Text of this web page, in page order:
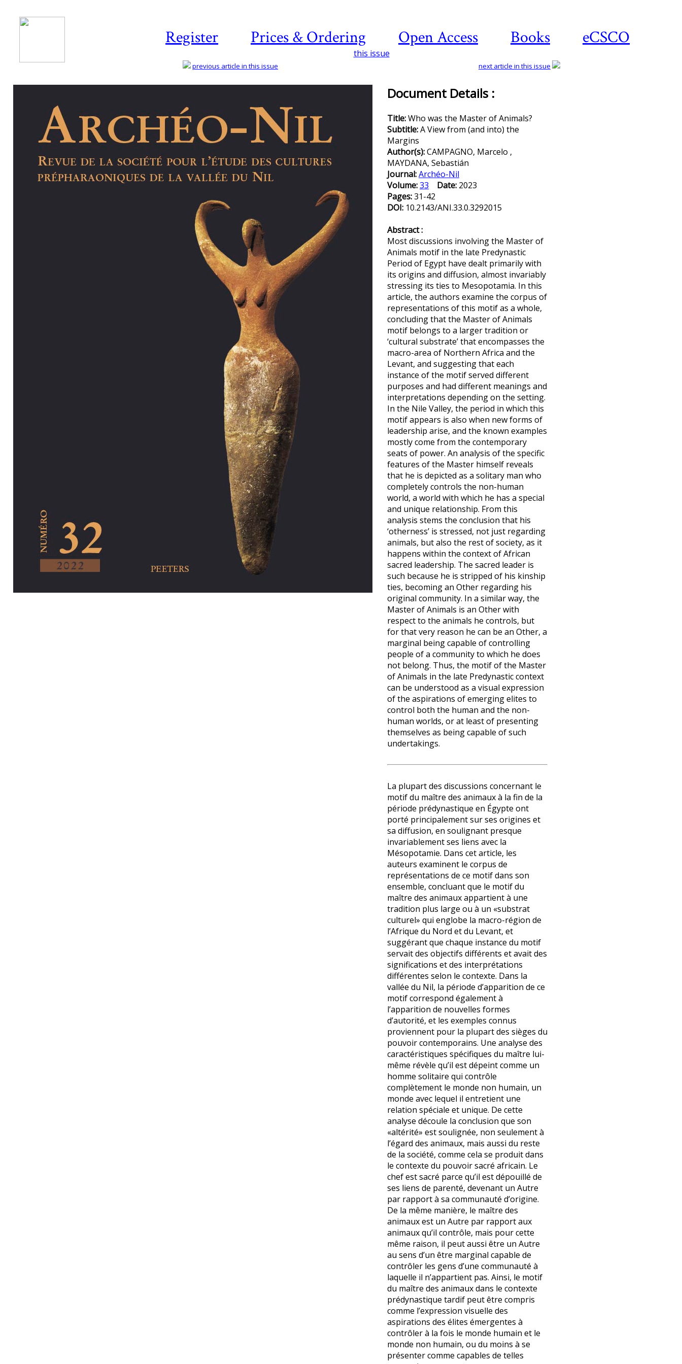
Register Prices & Ordering Open Access Books eCSCO
this issue
previous article in this issue next article in this issue
Document Details :
Title:Who was the Master of Animals?
Subtitle:A View from (and into) the
Margins
Author(s):CAMPAGNO, Marcelo ,
MAYDANA, Sebastián
Journal:Archéo-Nil
Volume:33 Date: 2023
Pages:31-42
DOI: 10.2143/ANI.33.0.3292015
Abstract :
Most discussions involving the Master of
Animals motif in the late Predynastic
Period of Egypt have dealt primarily with
its origins and diffusion, almost invariably
stressing its ties to Mesopotamia. In this
article, the authors examine the corpus of
representations of this motif as a whole,
concluding that the Master of Animals
motif belongs to a larger tradition or
‘cultural substrate’ that encompasses the
macro-area of Northern Africa and the
Levant, and suggesting that each
instance of the motif served different
purposes and had different meanings and
interpretations depending on the setting.
In the Nile Valley, the period in which this
motif appears is also when new forms of
leadership arise, and the known examples
mostly come from the contemporary
seats of power. An analysis of the specific
features of the Master himself reveals
that he is depicted as a solitary man who
completely controls the non-human
world, a world with which he has a special
and unique relationship. From this
analysis stems the conclusion that his
‘otherness’ is stressed, not just regarding
animals, but also the rest of society, as it
happens within the context of African
sacred leadership. The sacred leader is
such because he is stripped of his kinship
ties, becoming an Other regarding his
original community. In a similar way, the
Master of Animals is an Other with
respect to the animals he controls, but
for that very reason he can be an Other, a
marginal being capable of controlling
people of a community to which he does
not belong. Thus, the motif of the Master
of Animals in the late Predynastic context
can be understood as a visual expression
of the aspirations of emerging elites to
control both the human and the non-
human worlds, or at least of presenting
themselves as being capable of such
undertakings.
La plupart des discussions concernant le
motif du maître des animaux à la fin de la
période prédynastique en Égypte ont
porté principalement sur ses origines et
sa diffusion, en soulignant presque
invariablement ses liens avec la
Mésopotamie. Dans cet article, les
auteurs examinent le corpus de
représentations de ce motif dans son
ensemble, concluant que le motif du
maître des animaux appartient à une
tradition plus large ou à un «substrat
culturel» qui englobe la macro-région de
l’Afrique du Nord et du Levant, et
suggérant que chaque instance du motif
servait des objectifs différents et avait des
significations et des interprétations
différentes selon le contexte. Dans la
vallée du Nil, la période d’apparition de ce
motif correspond également à
l’apparition de nouvelles formes
d’autorité, et les exemples connus
proviennent pour la plupart des sièges du
pouvoir contemporains. Une analyse des
caractéristiques spécifiques du maître lui-
même révèle qu’il est dépeint comme un
homme solitaire qui contrôle
complètement le monde non humain, un
monde avec lequel il entretient une
relation spéciale et unique. De cette
analyse découle la conclusion que son
«altérité» est soulignée, non seulement à
l’égard des animaux, mais aussi du reste
de la société, comme cela se produit dans
le contexte du pouvoir sacré africain. Le
chef est sacré parce qu’il est dépouillé de
ses liens de parenté, devenant un Autre
par rapport à sa communauté d’origine.
De la même manière, le maître des
animaux est un Autre par rapport aux
animaux qu’il contrôle, mais pour cette
même raison, il peut aussi être un Autre
au sens d’un être marginal capable de
contrôler les gens d’une communauté à
laquelle il n’appartient pas. Ainsi, le motif
du maître des animaux dans le contexte
prédynastique tardif peut être compris
comme l’expression visuelle des
aspirations des élites émergentes à
contrôler à la fois le monde humain et le
monde non humain, ou du moins à se
présenter comme capables de telles